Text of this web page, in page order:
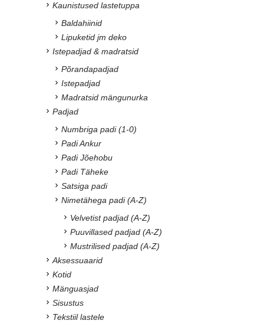
Kaunistused lastetuppa
Baldahiinid
Lipuketid jm deko
Istepadjad & madratsid
Põrandapadjad
Istepadjad
Madratsid mängunurka
Padjad
Numbriga padi (1-0)
Padi Ankur
Padi Jõehobu
Padi Täheke
Satsiga padi
Nimetähega padi (A-Z)
Velvetist padjad (A-Z)
Puuvillased padjad (A-Z)
Mustrilised padjad (A-Z)
Aksessuaarid
Kotid
Mänguasjad
Sisustus
Tekstiil lastele